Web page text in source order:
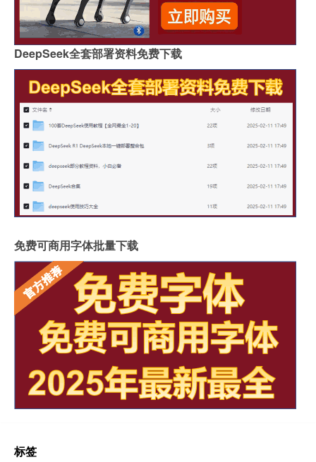
DeepSeek全套部署资料免费下载
免费可商用字体批量下载
标签